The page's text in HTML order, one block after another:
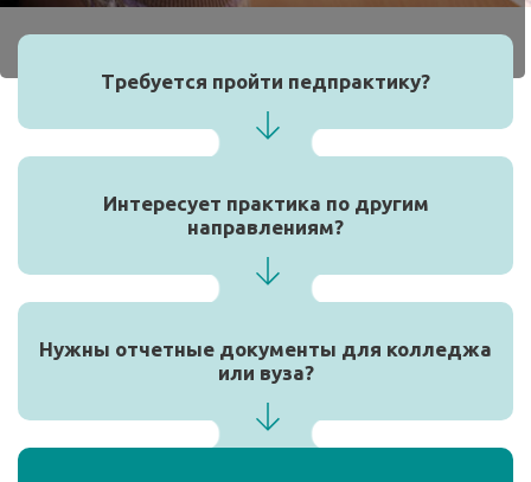
Требуется пройти педпрактику?
Интересует практика по другим
направлениям?
Нужны отчетные документы для колледжа
или вуза?